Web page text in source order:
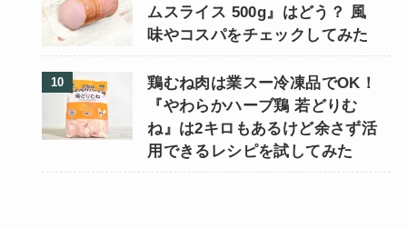
ムスライス 500g』はどう？ 風
味やコスパをチェックしてみた
鶏むね肉は業スー冷凍品でOK！
『やわらかハーブ鶏 若どりむ
ね』は2キロもあるけど余さず活
用できるレシピを試してみた